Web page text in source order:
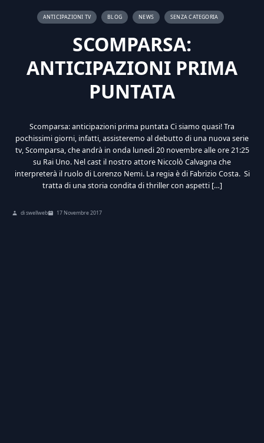
ANTICIPAZIONI TV BLOG NEWS SENZA CATEGORIA
SCOMPARSA:
ANTICIPAZIONI PRIMA
PUNTATA
Scomparsa: anticipazioni prima puntata Ci siamo quasi! Tra
pochissimi giorni, infatti, assisteremo al debutto di una nuova serie
tv, Scomparsa, che andrà in onda lunedi 20 novembre alle ore 21:25
su Rai Uno. Nel cast il nostro attore Niccolò Calvagna che
interpreterà il ruolo di Lorenzo Nemi. La regia è di Fabrizio Costa. Si
tratta di una storia condita di thriller con aspetti […]
di swellweb 17 Novembre 2017